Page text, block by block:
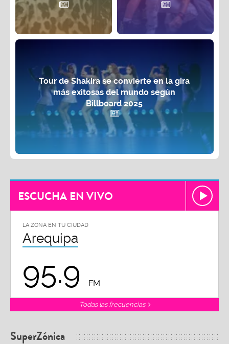
Tour de Shakira se convierte en la gira
más exitosas del mundo según
Billboard 2025
ESCUCHA EN VIVO
LA ZONA EN TU CIUDAD
Arequipa
95.9 FM
Todas las frecuencias
SuperZónica